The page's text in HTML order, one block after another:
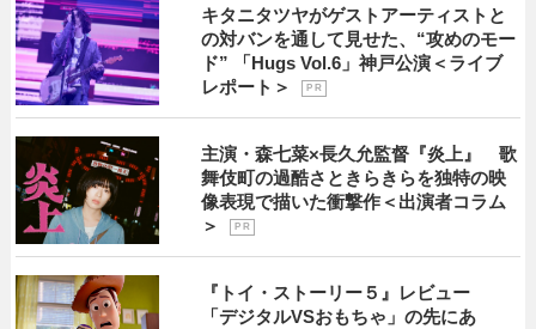
キタニタツヤがゲストアーティストと
の対バンを通して見せた、“攻めのモー
ド” 「Hugs Vol.6」神戸公演＜ライブ
レポート＞
P R
主演・森七菜×長久允監督『炎上』 歌
舞伎町の過酷さときらきらを独特の映
像表現で描いた衝撃作＜出演者コラム
＞
P R
『トイ・ストーリー５』レビュー
「デジタルVSおもちゃ」の先にあ